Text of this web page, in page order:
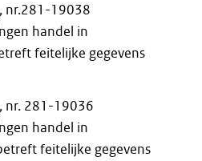
nr.281-19038
handel in
feitelijke gegevens
nr. 281-19036
handel in
feitelijke gegevens